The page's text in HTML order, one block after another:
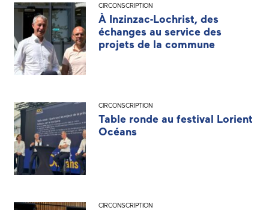
CIRCONSCRIPTION
À Inzinzac-Lochrist, des
échanges au service des
projets de la commune
CIRCONSCRIPTION
Table ronde au festival Lorient
Océans
CIRCONSCRIPTION